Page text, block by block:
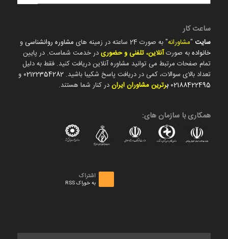
ساعت کار
سایت"مشاورانه" به صورت 24 ساعته در زمینه های مشاوره روانشناسی و
خانوادهبه صورتآنلاین، تلفنی و حضوریدر خدمت شماست. در پایین
تمام صفحات مرتبط می توانید مشاوره آنلاین دریافت کنید. فقط به دلیل
تعداد بالای سوالات، کمی در دریافت پاسخ شکیبا باشید. 02122354282 و
02188422495 برترین مشاوران ایراندر کنار شما هستند.
همکاری با سازمان های:
اشتراک
به خوراک RSS